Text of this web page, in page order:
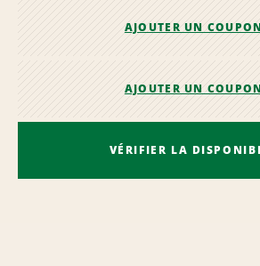
AJOUTER UN
AJOUTER UN
VÉRIFIER LA